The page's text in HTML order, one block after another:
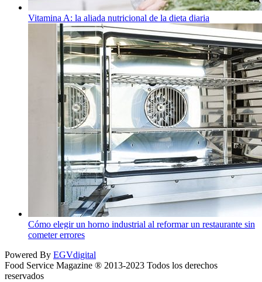
Vitamina A: la aliada nutricional de la dieta diaria
Cómo elegir un horno industrial al reformar un restaurante sin
cometer errores
Powered By EGVdigital
Food Service Magazine ® 2013-2023 Todos los derechos
reservados